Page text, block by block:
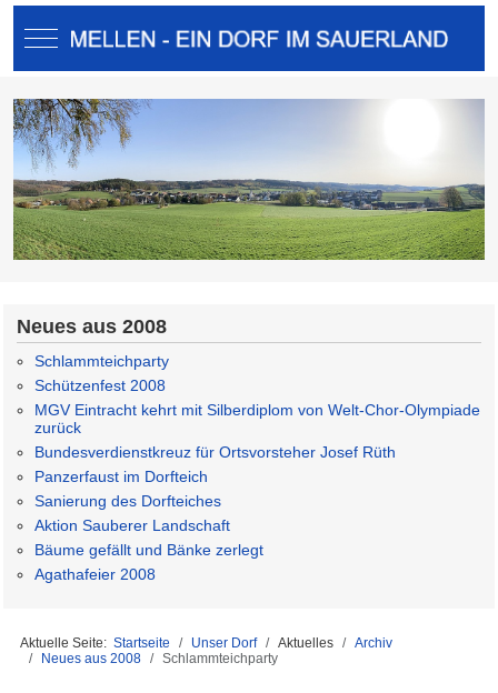
Mobile Menu Toggle
Neues aus 2008
Schlammteichparty
Schützenfest 2008
MGV Eintracht kehrt mit Silberdiplom von Welt-Chor-Olympiade
zurück
Bundesverdienstkreuz für Ortsvorsteher Josef Rüth
Panzerfaust im Dorfteich
Sanierung des Dorfteiches
Aktion Sauberer Landschaft
Bäume gefällt und Bänke zerlegt
Agathafeier 2008
Aktuelle Seite: Startseite Unser Dorf Aktuelles
Archiv
Neues aus 2008
Schlammteichparty